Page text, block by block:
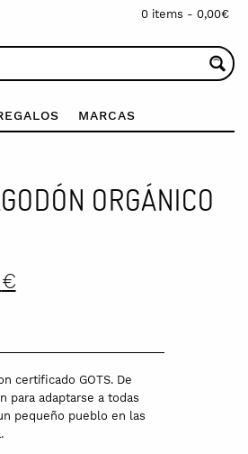
0 items - 0,00€
MARCAS
ORGÁNICO
€price
certificado GOTS. De
para adaptarse a todas
pequeño pueblo en las